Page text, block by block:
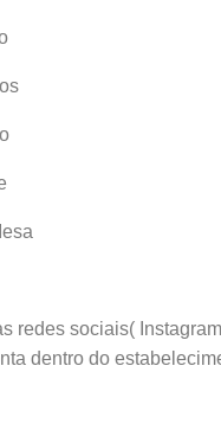
redes sociais(
dentro do